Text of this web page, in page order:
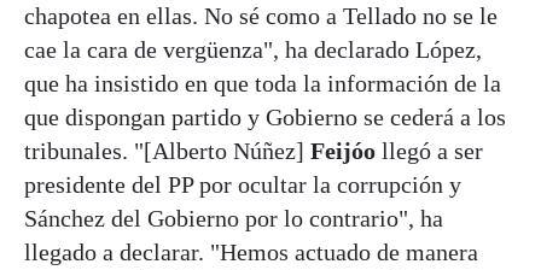
chapotea en ellas. No sé como a Tellado no se le
cae la cara de vergüenza", ha declarado López,
que ha insistido en que toda la información de la
que dispongan partido y Gobierno se cederá a los
tribunales. "[Alberto Núñez] Feijóo llegó a ser
presidente del PP por ocultar la corrupción y
Sánchez del Gobierno por lo contrario", ha
llegado a declarar. "Hemos actuado de manera